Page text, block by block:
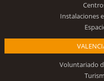
Instalaciones
Voluntariado